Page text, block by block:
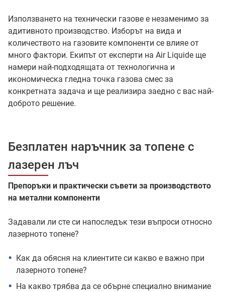
Използването на технически газове е незаменимо за
адитивното производство. Изборът на вида и
количеството на газовите компоненти се влияе от
много фактори. Екипът от експерти на Air Liquide ще
намери най-подходящата от технологична и
икономическа гледна точка газова смес за
конкретната задача и ще реализира заедно с вас най-
доброто решение.
Безплатен наръчник за топене с
лазерен лъч
Препоръки и практически съвети за производството
на метални компоненти
Задавали ли сте си напоследък тези въпроси относно
лазерното топене?
Как да обясня на клиентите си какво е важно при
лазерното топене?
На какво трябва да се обърне специално внимание